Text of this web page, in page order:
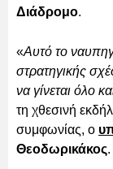
Διάδρομο.
«Αυτό το
στρατηγικής
να γίνεται όλο
τη χθεσινή
συμφωνίας, ο
Θεοδωρικάκος.